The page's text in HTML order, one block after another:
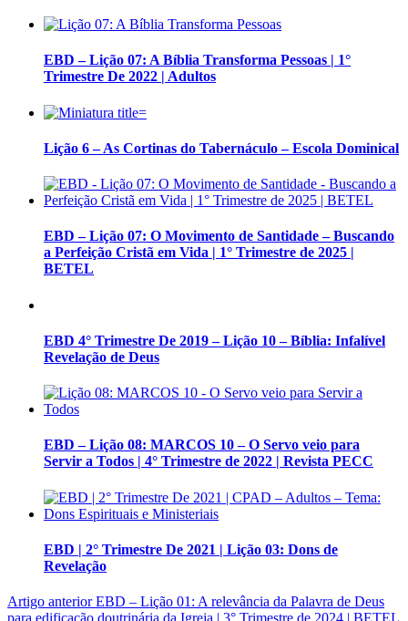
EBD – Lição 07: A Bíblia Transforma Pessoas | 1°
Trimestre De 2022 | Adultos
Lição 6 – As Cortinas do Tabernáculo – Escola Dominical
EBD – Lição 07: O Movimento de Santidade – Buscando
a Perfeição Cristã em Vida | 1° Trimestre de 2025 |
BETEL
EBD 4° Trimestre De 2019 – Lição 10 – Bíblia: Infalível
Revelação de Deus
EBD – Lição 08: MARCOS 10 – O Servo veio para
Servir a Todos | 4° Trimestre de 2022 | Revista PECC
EBD | 2° Trimestre De 2021 | Lição 03: Dons de
Revelação
Artigo anteriorEBD – Lição 01: A relevância da Palavra de Deus